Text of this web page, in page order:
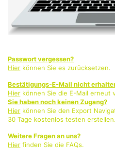
Passwort vergessen?
Hier können Sie es zurücksetzen.
Bestätigungs-E-Mail nicht
Hier können Sie die E-Mail erneut
Sie haben noch keinen Zugang?
Hier können Sie den Export
30 Tage kostenlos testen erstellen.
Weitere Fragen an uns?
Hier finden Sie die FAQs.